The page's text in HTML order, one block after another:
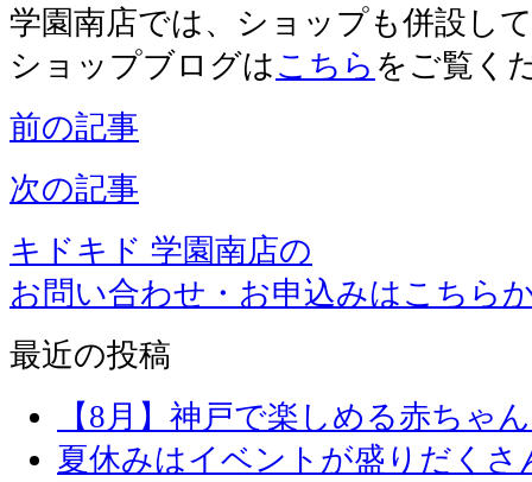
学園南店では、ショップも併設し
ショップブログは こちら をご覧く
前の記事
次の記事
キドキド 学園南店の
お問い合わせ・お申込みはこちら
最近の投稿
【8月】神戸で楽しめる赤ちゃ
夏休みはイベントが盛りだくさ